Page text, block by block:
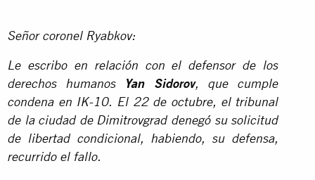
Señor coronel Ryabkov:
Le escribo en relación con el defensor de los
derechos humanos
Yan Sidorov, que cumple
condena en IK-10. El 22 de octubre, el tribunal
de la ciudad de Dimitrovgrad denegó su solicitud
de libertad condicional, habiendo, su defensa,
recurrido el fallo.